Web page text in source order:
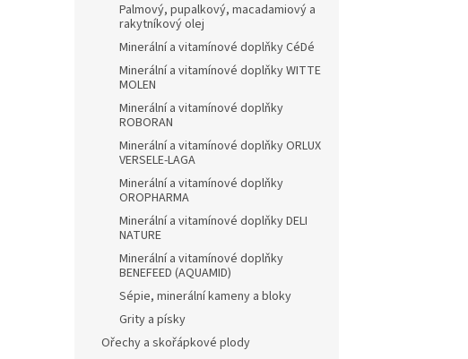
Palmový, pupalkový, macadamiový a
rakytníkový olej
Minerální a vitamínové doplňky CéDé
Minerální a vitamínové doplňky WITTE
MOLEN
Minerální a vitamínové doplňky
ROBORAN
Minerální a vitamínové doplňky ORLUX
VERSELE-LAGA
Minerální a vitamínové doplňky
OROPHARMA
Minerální a vitamínové doplňky DELI
NATURE
Minerální a vitamínové doplňky
BENEFEED (AQUAMID)
Sépie, minerální kameny a bloky
Grity a písky
Ořechy a skořápkové plody